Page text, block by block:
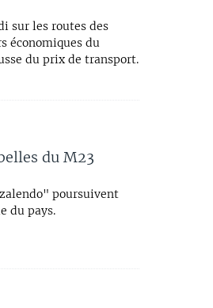
sur les routes des
économiques du
du prix de transport.
du M23
poursuivent
du pays.